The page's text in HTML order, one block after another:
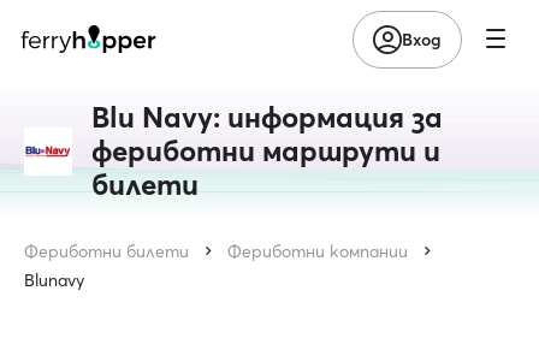
Вход
Blu Navy: информация за
фериботни маршрути и
билети
Фериботни билети
Фериботни компании
Blunavy